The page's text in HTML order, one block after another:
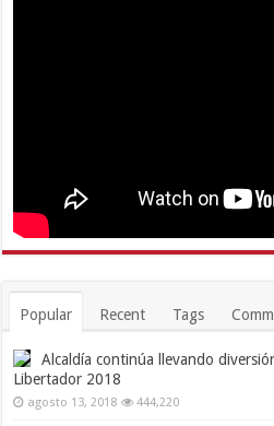
Popular Recent Tags
Alcaldía continúa llevando
Libertador 2018
agosto 13, 2018 444,220